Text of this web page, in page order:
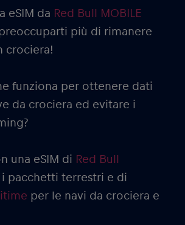
eSIM da Red Bull MOBILE
più di rimanere
crociera!
funziona per ottenere dati
da crociera ed evitare i
una eSIM di Red Bull
i pacchetti terrestri e di
per le navi da crociera e